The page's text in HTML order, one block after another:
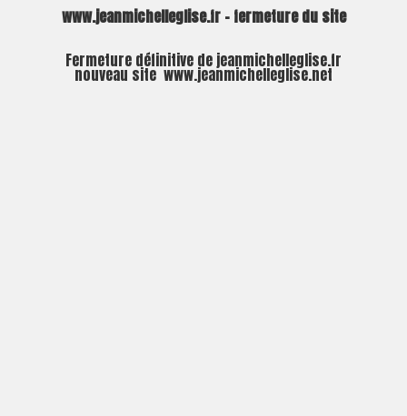
www.jeanmichelleglise.fr – fermeture du site
Fermeture définitive de jeanmichelleglise.fr
nouveau site www.jeanmichelleglise.net